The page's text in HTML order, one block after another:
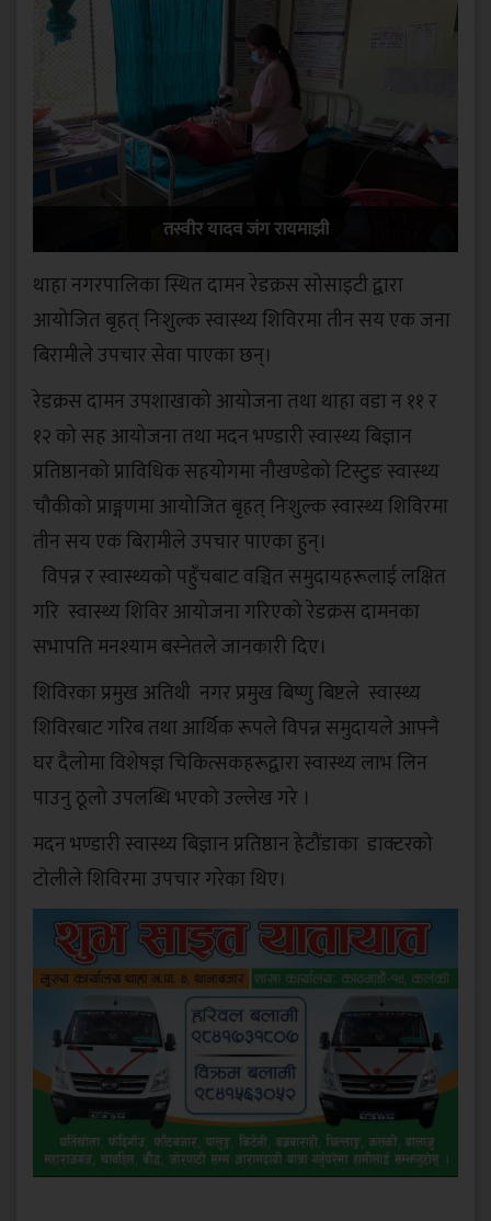
तस्वीर यादव जंग रायमाझी
थाहा नगरपालिका स्थित दामन रेडक्रस सोसाइटी द्वारा
आयोजित बृहत् निःशुल्क स्वास्थ्य शिविरमा तीन सय एक जना
बिरामीले उपचार सेवा पाएका छन्।
रेडक्रस दामन उपशाखाको आयोजना तथा थाहा वडा न ११ र
१२ को सह आयोजना तथा मदन भण्डारी स्वास्थ्य बिज्ञान
प्रतिष्ठानको प्राविधिक सहयोगमा नौखण्डेको टिस्टुङ स्वास्थ्य
चौकीको प्राङ्गणमा आयोजित बृहत् निःशुल्क स्वास्थ्य शिविरमा
तीन सय एक बिरामीले उपचार पाएका हुन्।
विपन्न र स्वास्थ्यको पहुँचबाट वञ्चित समुदायहरूलाई लक्षित
गरि स्वास्थ्य शिविर आयोजना गरिएको रेडक्रस दामनका
सभापति मनश्याम बस्नेतले जानकारी दिए।
शिविरका प्रमुख अतिथी नगर प्रमुख बिष्णु बिष्टले स्वास्थ्य
शिविरबाट गरिब तथा आर्थिक रूपले विपन्न समुदायले आफ्नै
घर दैलोमा विशेषज्ञ चिकित्सकहरूद्वारा स्वास्थ्य लाभ लिन
पाउनु ठूलो उपलब्धि भएको उल्लेख गरे ।
मदन भण्डारी स्वास्थ्य बिज्ञान प्रतिष्ठान हेटौंडाका डाक्टरको
टोलीले शिविरमा उपचार गरेका थिए।